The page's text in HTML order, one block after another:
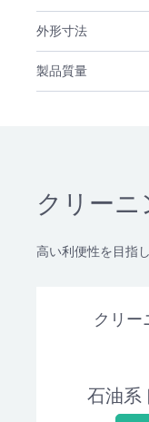
外形寸法
製品質量
クリー
高い利便性を目指
クリー
石油系